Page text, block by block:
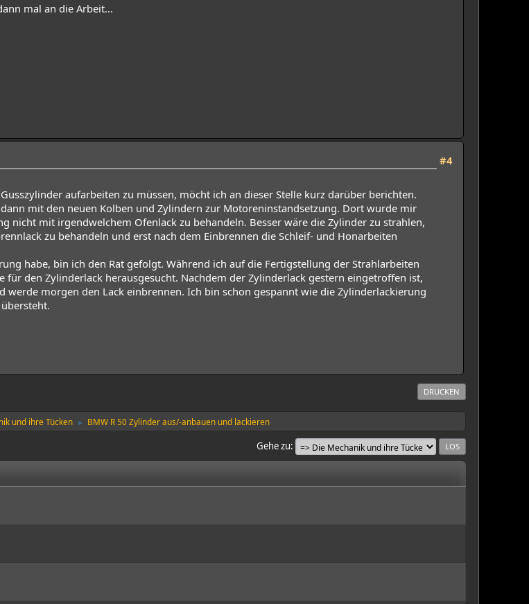
mal an die Arbeit...
#4
aufarbeiten zu müssen, möcht ich an dieser Stelle kurz darüber berichten.
mit den neuen Kolben und Zylindern zur Motoreninstandsetzung. Dort wurde mir
nicht mit irgendwelchem Ofenlack zu behandeln. Besser wäre die Zylinder zu strahlen,
zu behandeln und erst nach dem Einbrennen die Schleif- und Honarbeiten
habe, bin ich den Rat gefolgt. Während ich auf die Fertigstellung der Strahlarbeiten
für den Zylinderlack herausgesucht. Nachdem der Zylinderlack gestern eingetroffen ist,
werde morgen den Lack einbrennen. Ich bin schon gespannt wie die Zylinderlackierung
DRUCKEN
und ihre Tücken ► BMW R 50 Zylinder aus/-anbauen und lackieren
Gehe zu